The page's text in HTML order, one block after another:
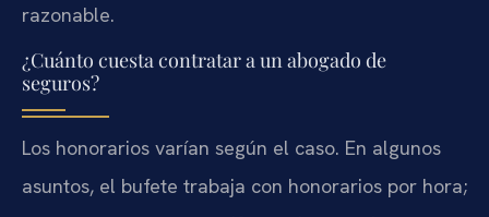
razonable.
¿Cuánto cuesta contratar a un abogado de
seguros?
Los honorarios varían según el caso. En algunos
asuntos, el bufete trabaja con honorarios por hora;